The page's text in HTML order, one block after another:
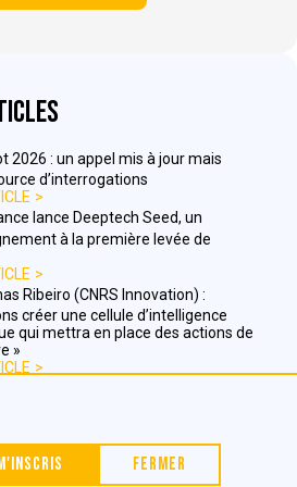
2026 : un appel mis à jour mais
d’interrogations
lance Deeptech Seed, un
à la première levée de
Ribeiro (CNRS Innovation) :
créer une cellule d’intelligence
qui mettra en place des actions de
»
Nous contacter
Fermer